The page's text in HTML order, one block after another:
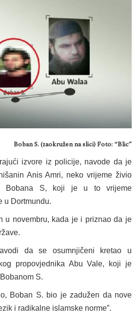
Boban S. (zaokružen na slici) Foto: “Blic”
izvore iz policije, navode da je
Anis Amri, neko vrijeme živio
Bobana S, koji je u to vrijeme
u Dortmundu.
u novembru, kada je i priznao da je
da se osumnjičeni kretao u
propovjednika Abu Vale, koji je
S.
Boban S. bio je zadužen da nove
i radikalne islamske norme”.